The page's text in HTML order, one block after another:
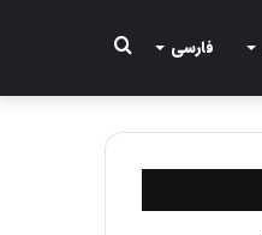
فارسی جستجو
برای